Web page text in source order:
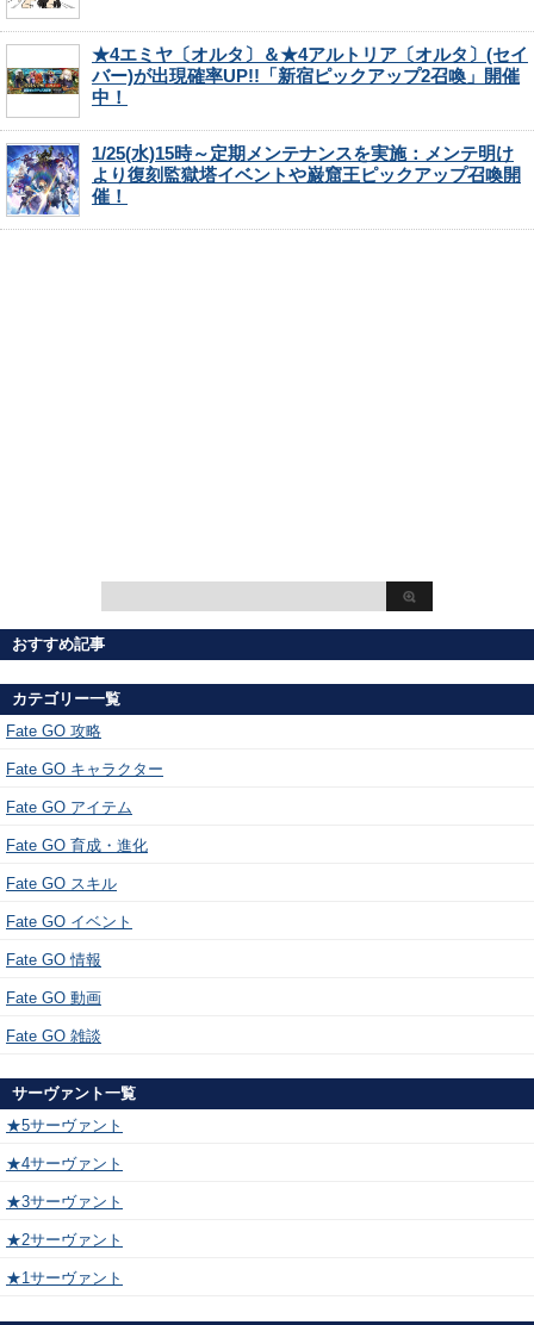
★4エミヤ〔オルタ〕＆★4アルトリア〔オルタ〕(セイ
バー)が出現確率UP!!「新宿ピックアップ2召喚」開催
中！
1/25(水)15時～定期メンテナンスを実施：メンテ明け
より復刻監獄塔イベントや巌窟王ピックアップ召喚開
催！
おすすめ記事
カテゴリー一覧
Fate GO 攻略
Fate GO キャラクター
Fate GO アイテム
Fate GO 育成・進化
Fate GO スキル
Fate GO イベント
Fate GO 情報
Fate GO 動画
Fate GO 雑談
サーヴァント一覧
★5サーヴァント
★4サーヴァント
★3サーヴァント
★2サーヴァント
★1サーヴァント